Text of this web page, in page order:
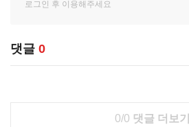
댓글 0
0/0 댓글 더보기